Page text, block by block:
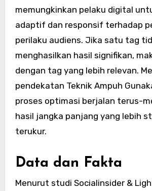
memungkinkan pelaku digital
adaptif dan responsif terhadap
perilaku audiens. Jika satu tag
menghasilkan hasil signifikan,
dengan tag yang lebih relevan.
pendekatan Teknik Ampuh
proses optimasi berjalan terus-
hasil jangka panjang yang lebih
terukur.
Data dan Fakta
Menurut studi Socialinsider &